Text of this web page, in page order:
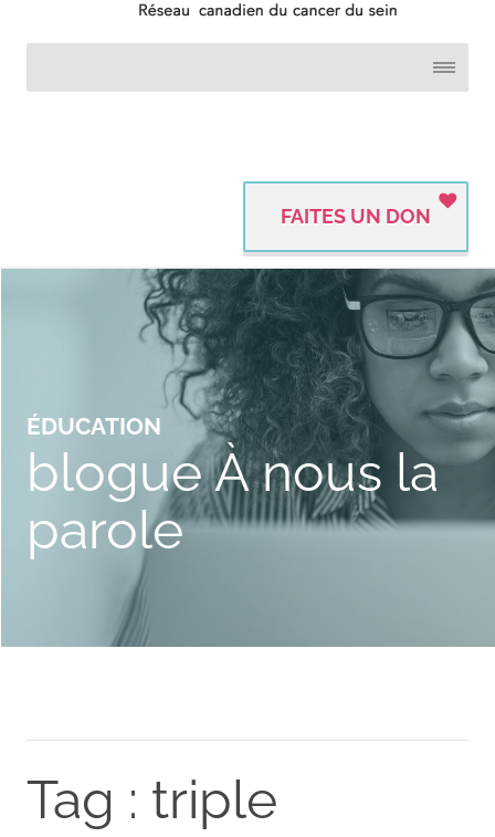
FAITES UN DON
ÉDUCATION
blogue À nous la
parole
Tag : triple